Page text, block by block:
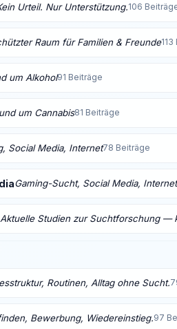
Urteil. Nur Unterstützung.106
Raum für Familien & Freunde
um Alkohol91 Beiträge
um Cannabis81 Beiträge
Social Media, Internet78 Beiträge
Gaming-Sucht, Social Media,
Aktuelle Studien zur Suchtforschung —
Routinen, Alltag ohne Sucht.
Bewerbung, Wiedereinstieg.97